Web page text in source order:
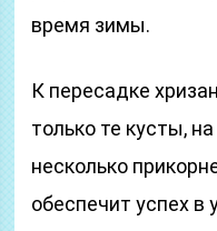
время зимы.
К пересадке
только те кусты,
несколько
обеспечит успех в